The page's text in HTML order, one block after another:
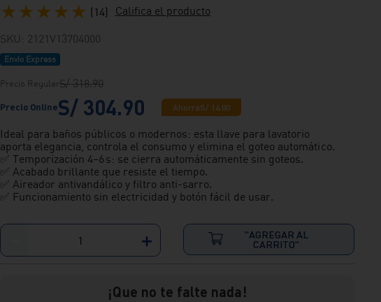
★★★★★ ( 14)
Califica el producto
SKU : 2121V13704000
Envío Express
S/ 318.90
S/ 304.90 AhorraS/ 14. 00
Ideal para baños públicos o modernos: esta llave para lavatorio
aporta elegancia, controla el consumo y elimina el goteo automático.
✅ Temporización 4–6 s: se cierra automáticamente sin goteos.
✅ Acabado brillante que resiste el tiempo.
✅ Aireador antivandálico y filtro anti-sarro.
✅ Funcionamiento sin electricidad y botón fácil de usar.
＋ "AGREGAR AL
CARRITO"
¡Que no te falte nada!